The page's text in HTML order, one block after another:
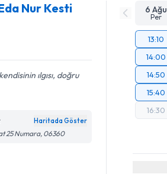
Nur Kesti
ılgısı, doğru
Haritada Göster
25 Numara, 06360
6 Ağu
Per
13:10
14:00
14:50
15:40
16:30